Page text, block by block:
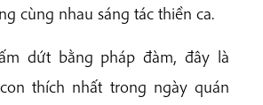
cùng nhau sáng tác thiền ca.
dứt bằng pháp đàm, đây là
thích nhất trong ngày quán